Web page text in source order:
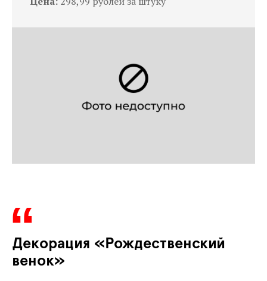
Декорация «Рождественский
венок»